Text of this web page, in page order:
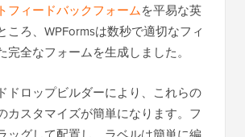
フィードバックフォームを平易な英
ころ、WPFormsは数秒で適切なフィ
完全なフォームを生成しました。
ドロップビルダーにより、これらの
カスタマイズが簡単になります。フ